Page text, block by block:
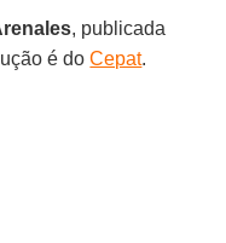
, publicada
é doCepat.